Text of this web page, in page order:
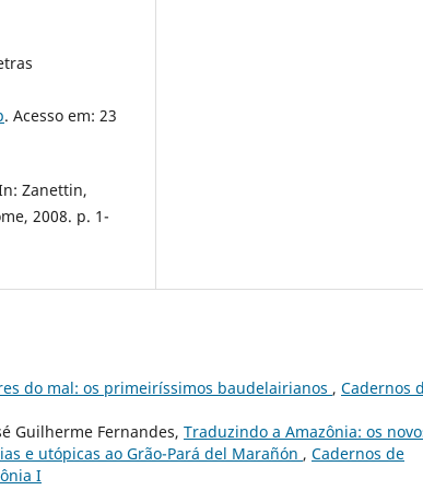
. Acesso em: 23
Zanettin,
2008. p. 1-
do mal: os primeiríssimos baudelairianos , Cadernos
Guilherme Fernandes, Traduzindo a Amazônia: os
e utópicas ao Grão-Pará del Marañón , Cadernos de
I